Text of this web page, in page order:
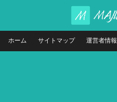
ホーム サイトマップ 運営者情報